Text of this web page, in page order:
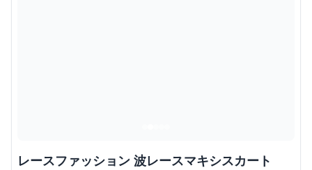
レースファッション 波レースマキシスカート